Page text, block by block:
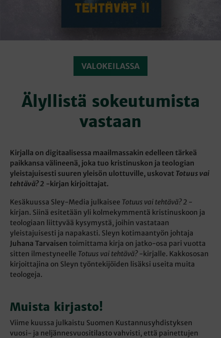
VALOKEILASSA
Älyllistä sokeutumista
vastaan
Kirjalla on digitaalisessa maailmassakin edelleen tärkeä
paikkansa välineenä, joka tuo kristinuskon ja teologian
yleistajuisesti suuren yleisön ulottuville, uskovat Totuus vai
tehtävä? 2 -kirjan kirjoittajat.
Kesäkuussa Sley-Media julkaisee Totuus vai tehtävä? 2 -
kirjan. Siinä esitetään yli kolmekymmentä kristinuskoon ja
teologiaan liittyvää kysymystä, joihin vastataan
yleistajuisesti ja napakasti. Sleyn kotimaantyön johtaja
Juhana Tarvaisen toimittama kirja on jatko-osa pari vuotta
sitten ilmestyneelle Totuus vai tehtävä?-kirjalle. Kakkososan
kirjoittajina on Sleyn työntekijöiden lisäksi useita muita
teologeja.
Muista kirjasto!
Viime kuussa julkaistu Suomen Kustannusyhdistyksen
vuosi- ja neljännesvuositilasto vahvisti, että painettujen